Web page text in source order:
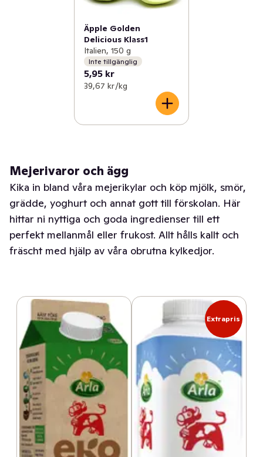
Äpple Golden
Delicious Klass1
Italien, 150 g
Inte tillgänglig
5,95 kr
39,67 kr /kg
Mejerivaror och ägg
Kika in bland våra mejerikylar och köp mjölk, smör,
grädde, yoghurt och annat gott till förskolan. Här
hittar ni nyttiga och goda ingredienser till ett
perfekt mellanmål eller frukost. Allt hålls kallt och
fräscht med hjälp av våra obrutna kylkedjor.
Extrapris